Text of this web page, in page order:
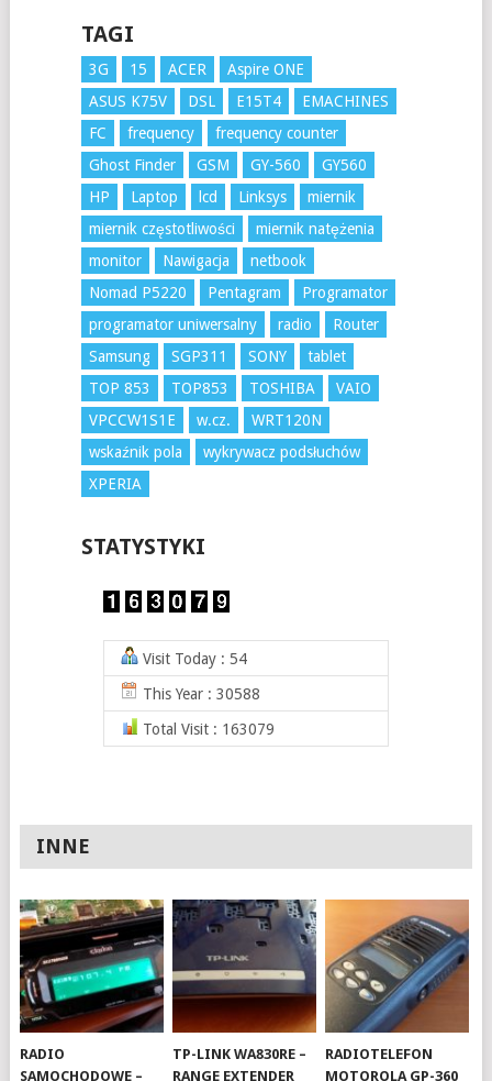
TAGI
3G 15 ACER
Aspire ONE
ASUS K75V
DSL E15T4
EMACHINES
FC
frequency
frequency counter
Ghost Finder
GSM GY-560
GY560
HP
Laptop lcd Linksys
miernik
miernik częstotliwości
miernik natężenia
monitor
Nawigacja
netbook
Nomad P5220
Pentagram
Programator
programator uniwersalny
radio
Router
Samsung
SGP311 SONY
tablet
TOP 853
TOP853 TOSHIBA
VAIO
VPCCW1S1E
w.cz.
WRT120N
wskaźnik pola
wykrywacz podsłuchów
XPERIA
STATYSTYKI
Visit Today : 54
This Year : 30588
Total Visit : 163079
INNE
RADIO
SAMOCHODOWE –
TP-LINK WA830RE –
RANGE EXTENDER
RADIOTELEFON
MOTOROLA GP-360